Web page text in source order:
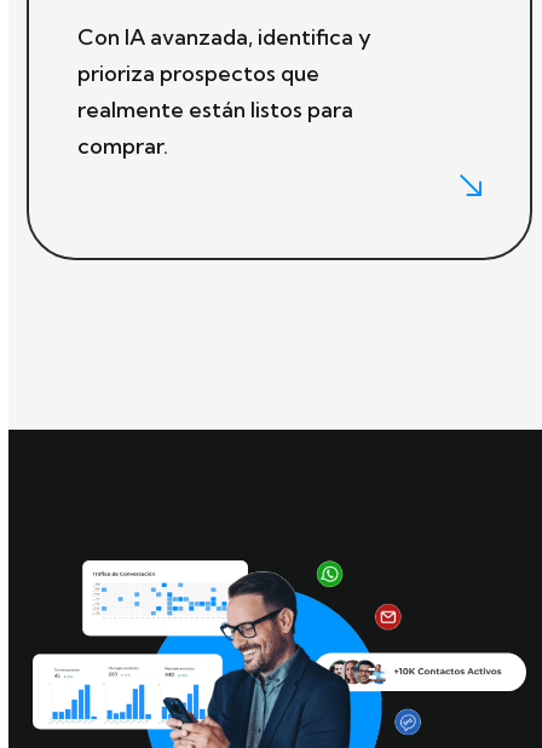
Con IA avanzada, identifica y
prioriza prospectos que
realmente están listos para
comprar.